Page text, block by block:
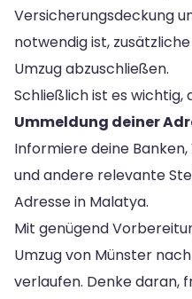
Versicherungsdeckung
notwendig ist,
Umzug abzuschließen.
Schließlich ist es
Ummeldung deiner
Informiere deine
und andere relevante
Adresse in Malatya.
Mit genügend
Umzug von Münster
verlaufen. Denke daran,